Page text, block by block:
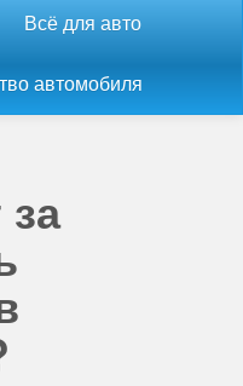
Всё для авто
автомобиля